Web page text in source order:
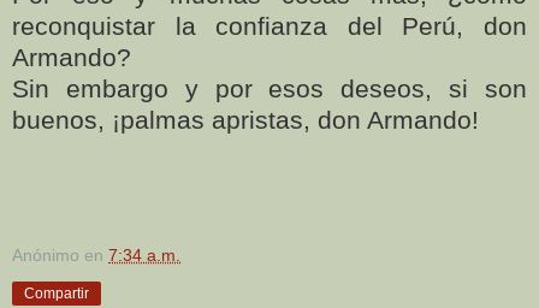
reconquistar la confianza del Perú, don
Armando?
Sin embargo y por esos deseos, si son
buenos, ¡palmas apristas, don Armando!
Anónimo en 7:34 a.m.
Compartir